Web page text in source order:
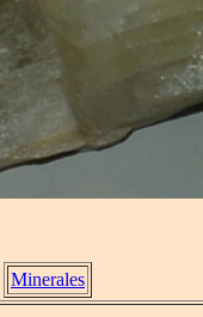
Minerales